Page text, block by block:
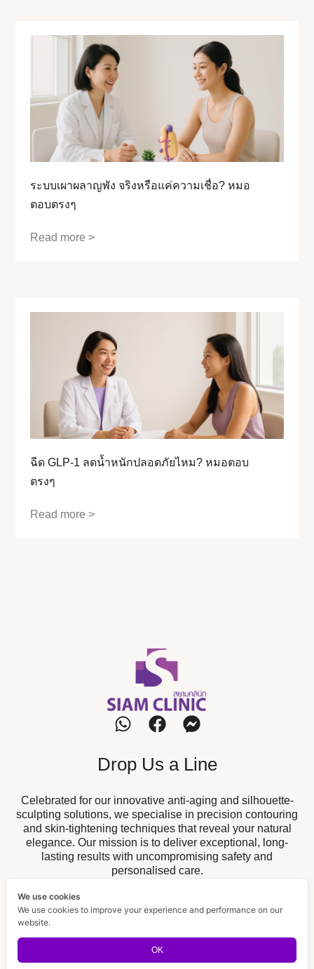
ระบบเผาผลาญพัง จริงหรือแค่ความเชื่อ? หมอ
ตอบตรงๆ
Read more >
ฉีด GLP-1 ลดน้ำหนักปลอดภัยไหม? หมอตอบ
ตรงๆ
Read more >
Drop Us a Line
Celebrated for our innovative anti-aging and silhouette-
sculpting solutions, we specialise in precision contouring
and skin-tightening techniques that reveal your natural
elegance. Our mission is to deliver exceptional, long-
lasting results with uncompromising safety and
personalised care.
Our Branch
Muang, Phuket 83130
BISP Branch :189/32 Supicha Sino, Koh Kaew,
We use cookies
We use cookies to improve your experience and performance on our
website.
OK